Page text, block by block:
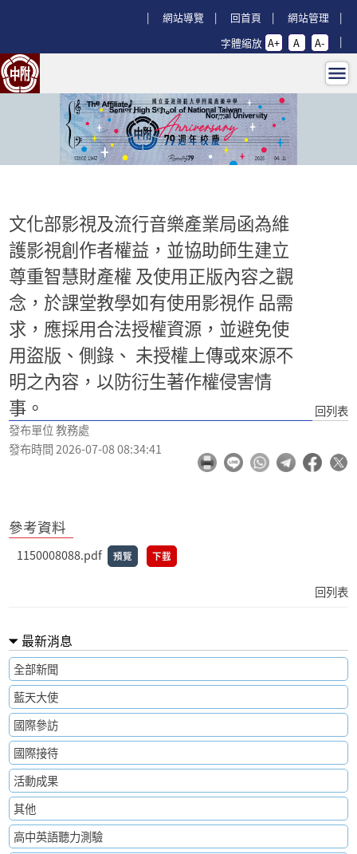
網站導覽
回首頁
網站管理
字體縮放 A+ A A-
文化部影視及流行音樂產業局函為
:::
文化部影視及流行音樂產業局函為維
護影視創作者權益，並協助師生建立
尊重智慧財產權 及使用正版內容之觀
念，於課堂教學如有使用影視作 品需
求，應採用合法授權資源，並避免使
用盜版、側錄、 未授權上傳或來源不
明之內容，以防衍生著作權侵害情
事。
發布單位 教務處
發布時間 2026-07-08 08:34:41
回列表
參考資料
1150008088.pdf 預覽 下載
回列表
最新消息
全部新聞
藍天大使
國際參訪
國際接待
活動成果
其他
高中英語聽力測驗